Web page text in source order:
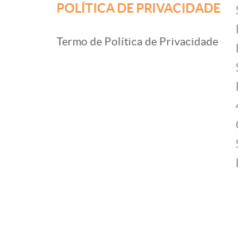
POLÍTICA DE PRIVACIDADE
Termo de Política de Privacidade